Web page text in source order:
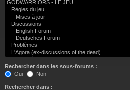
Rechercher dans les sous-forums :
Oui
Non
Rechercher dans :